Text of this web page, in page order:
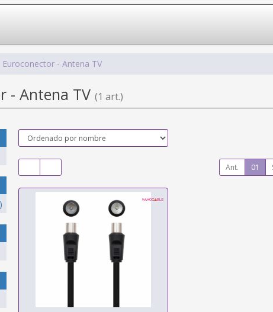
Euroconector - Antena TV
- Antena TV (1 art.)
Ant. 01